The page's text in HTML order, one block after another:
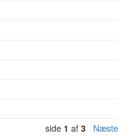
side 1 af 3 Næste